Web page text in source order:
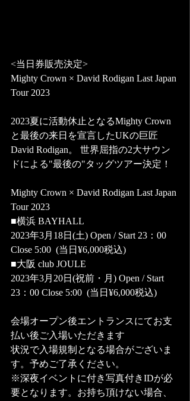
<当日券販売決定>
Mighty Crown × David Rodigan Last Japan
Tour 2023
2023夏に活動休止となるMighty Crown
と最後の来日を宣言したUKの巨匠
David Rodigan。 世界屈指の2大サウン
ドによる"最後の"タッグツアー決定！
Mighty Crown × David Rodigan Last Japan
Tour 2023
■横浜 BAYHALL
2023年3月18日(土) Open / Start 23：00
Close 5:00  (当日¥6,000税込)
■大阪 club JOULE
2023年3月20日(祝前・月) Open / Start
23：00 Close 5:00  (当日¥6,000税込)
会場オープン後エントランスにてお支
払い後ご入場いただきます
状況で入場規制となる場合がございま
す。予めご了承ください。
※深夜イベントに付き写真付きIDが必
要となります。お持ち頂けない場合、